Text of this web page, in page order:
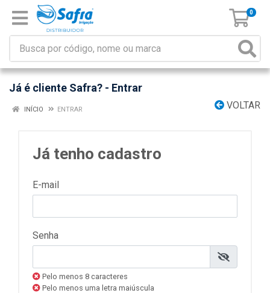
0
Já é cliente Safra? - Entrar
VOLTAR
INÍCIO ENTRAR
Já tenho cadastro
E-mail
Senha
Pelo menos 8 caracteres
Pelo menos uma letra maiúscula